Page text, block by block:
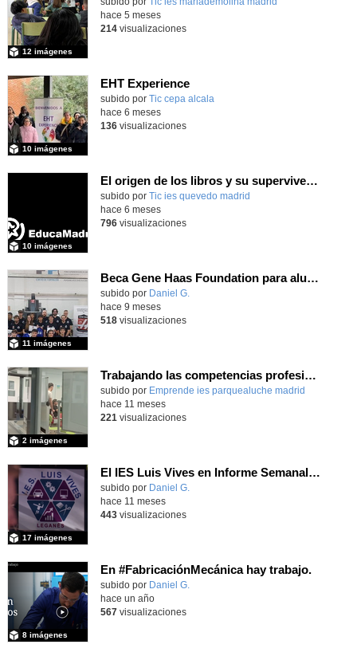
12 imágenes
hace 5 meses
214visualizaciones
EHT Experience
subido por Tic cepa alcala
10 imágenes
hace 6 meses
136visualizaciones
El origen de los libros y su supervivencia para 1Bachillerato enero 2026
subido por Tic ies quevedo madrid
10 imágenes
hace 6 meses
796visualizaciones
Beca Gene Haas Foundation para alumnado de Fabricación Mecánica del IES Luis Vives
subido por Daniel G.
11 imágenes
hace 9 meses
518visualizaciones
Trabajando las competencias profesionales para la empleabilidad
Contenido educativo.
subido por Emprende ies parquealuche madrid
2 imágenes
hace 11 meses
221 visualizaciones
El IES Luis Vives en Informe Semanal: FP, pasaporte al empleo
subido por Daniel G.
17 imágenes
hace 11 meses
443visualizaciones
En #FabricaciónMecánica hay trabajo.
subido por Daniel G.
8 imágenes
hace un año
567visualizaciones